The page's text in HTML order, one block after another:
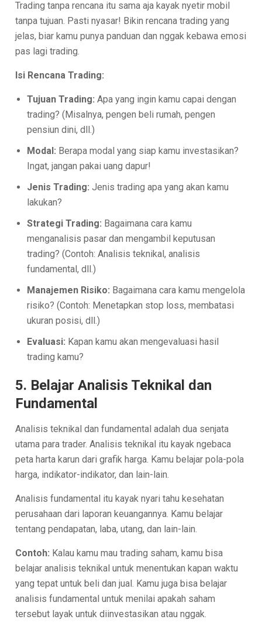
Trading tanpa rencana itu sama aja kayak nyetir mobil
tanpa tujuan. Pasti nyasar! Bikin rencana trading yang
jelas, biar kamu punya panduan dan nggak kebawa emosi
pas lagi trading.
Isi Rencana Trading:
Tujuan Trading: Apa yang ingin kamu capai dengan
trading? (Misalnya, pengen beli rumah, pengen
pensiun dini, dll.)
Modal: Berapa modal yang siap kamu investasikan?
Ingat, jangan pakai uang dapur!
Jenis Trading: Jenis trading apa yang akan kamu
lakukan?
Strategi Trading: Bagaimana cara kamu
menganalisis pasar dan mengambil keputusan
trading? (Contoh: Analisis teknikal, analisis
fundamental, dll.)
Manajemen Risiko: Bagaimana cara kamu mengelola
risiko? (Contoh: Menetapkan stop loss, membatasi
ukuran posisi, dll.)
Evaluasi: Kapan kamu akan mengevaluasi hasil
trading kamu?
5. Belajar Analisis Teknikal dan
Fundamental
Analisis teknikal dan fundamental adalah dua senjata
utama para trader. Analisis teknikal itu kayak ngebaca
peta harta karun dari grafik harga. Kamu belajar pola-pola
harga, indikator-indikator, dan lain-lain.
Analisis fundamental itu kayak nyari tahu kesehatan
perusahaan dari laporan keuangannya. Kamu belajar
tentang pendapatan, laba, utang, dan lain-lain.
Contoh: Kalau kamu mau trading saham, kamu bisa
belajar analisis teknikal untuk menentukan kapan waktu
yang tepat untuk beli dan jual. Kamu juga bisa belajar
analisis fundamental untuk menilai apakah saham
tersebut layak untuk diinvestasikan atau nggak.